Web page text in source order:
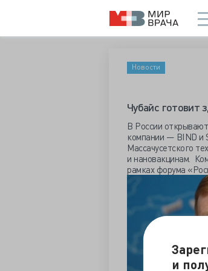
и
Новости
Чубайс готовит
В России
компании — BIND и
Массачусетского
и нановакцинам.
рамках форума